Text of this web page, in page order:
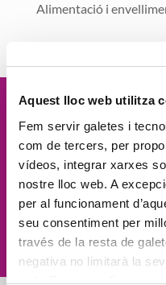
Aquest lloc web utilitza
Fem servir galetes i
com de tercers, per
vídeos, integrar xarxes
nostre lloc web. A
per al funcionament
seu consentiment per
través de la resta de
negativa no limitarà la
web. En pot configurar o
Alimentació i
Vetllem
persones, el
proximitat,